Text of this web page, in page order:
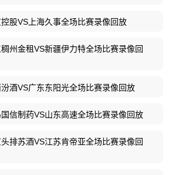
股VS上海久事全场比赛录像回放
州金租VS新疆伊力特全场比赛录像回
酒VS广东东阳光全场比赛录像回放
信制药VS山东高速全场比赛录像回放
排苏酒VS江苏肯帝亚全场比赛录像回